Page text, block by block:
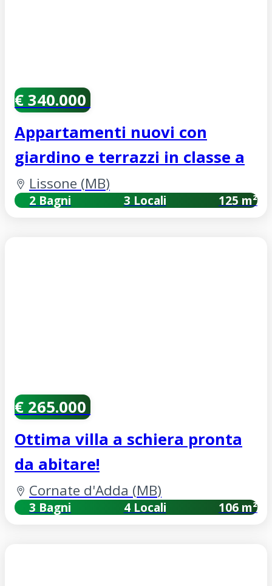
€ 340.000
Appartamenti nuovi con
giardino e terrazzi in classe a
Lissone (MB)
2 Bagni 3 Locali 125 m²
€ 265.000
Ottima villa a schiera pronta
da abitare!
Cornate d'Adda (MB)
3 Bagni 4 Locali 106 m²